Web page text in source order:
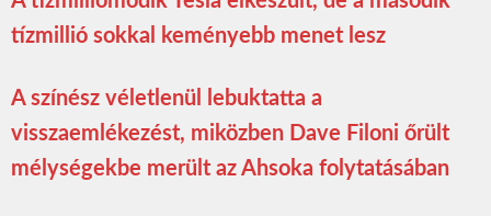
tízmillió sokkal keményebb menet lesz
A színész véletlenül lebuktatta a
visszaemlékezést, miközben Dave Filoni őrült
mélységekbe merült az Ahsoka folytatásában